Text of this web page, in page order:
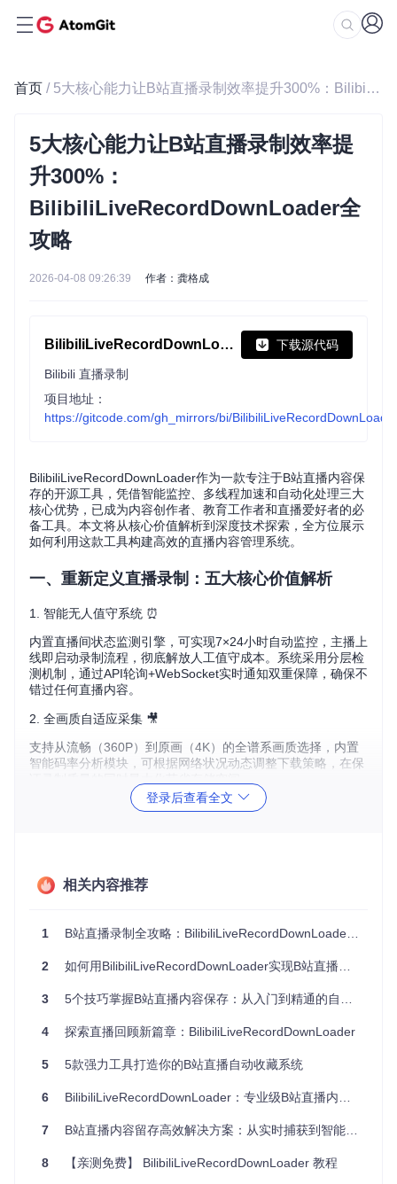
首页 / 5大核心能力让B站直播录制效率提升300%：BilibiliLiveRecordDownLoader全攻略
5大核心能力让B站直播录制效率提
升300%：
BilibiliLiveRecordDownLoader全
攻略
2026-04-08 09:26:39 作者：龚格成
BilibiliLiveRecordDownLoader 下载源代码
Bilibili 直播录制
项目地址：
https://gitcode.com/gh_mirrors/bi/
BilibiliLiveRecordDownLoader作为一款专注于B站直播内容保
存的开源工具，凭借智能监控、多线程加速和自动化处理三大
核心优势，已成为内容创作者、教育工作者和直播爱好者的必
备工具。本文将从核心价值解析到深度技术探索，全方位展示
如何利用这款工具构建高效的直播内容管理系统。
一、重新定义直播录制：五大核心价值解析
1. 智能无人值守系统 ⏰
内置直播间状态监测引擎，可实现7×24小时自动监控，主播上
线即启动录制流程，彻底解放人工值守成本。系统采用分层检
测机制，通过API轮询+WebSocket实时通知双重保障，确保不
错过任何直播内容。
2. 全画质自适应采集 🎥
支持从流畅（360P）到原画（4K）的全谱系画质选择，内置
智能码率分析模块，可根据网络状况动态调整下载策略，在保
3. 多线程并行处理引擎 🚀
4. 一站式媒体处理中心 🛠️
集成FFmpeg处理链，实现FLV转MP4、自动切片、水印添加
等专业功能，支持自定义处理脚本，满足从原始录制到发布级
处理的全流程需求。
提供一致的操作体验和功能完整性，无论是个人用户还是企业
实施要点：
登录后查看全文
相关内容推荐
1 B站直播录制全攻略：BilibiliLiveRecordDownLoader高效使用指南
2 如何用BilibiliLiveRecordDownLoader实现B站直播自动化录制？从入门到精通的完整指南
3 5个技巧掌握B站直播内容保存：从入门到精通的自动录制工具指南
4 探索直播回顾新篇章：BilibiliLiveRecordDownLoader
5 5款强力工具打造你的B站直播自动收藏系统
6 BilibiliLiveRecordDownLoader：专业级B站直播内容保存解决方案
7 B站直播内容留存高效解决方案：从实时捕获到智能管理的全流程指南
8 【亲测免费】 BilibiliLiveRecordDownLoader 教程